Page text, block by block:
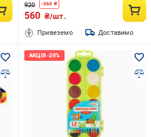
920 -360 ₴
560 ₴/шт.
Привеземо Доставимо